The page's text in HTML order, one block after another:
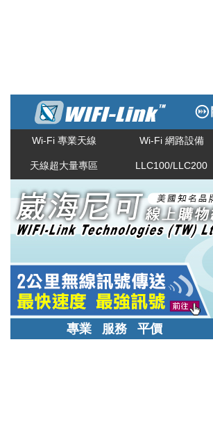
Wi-Fi 專業天線 Wi-Fi 網路設備
天線超大量專區 LLC100/LLC200
專業 服務 平價